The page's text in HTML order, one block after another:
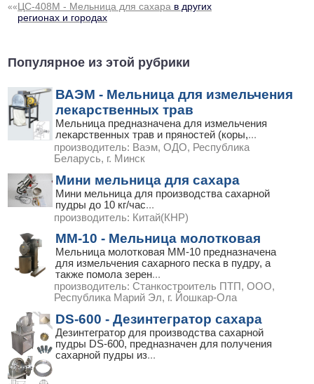
««ЦС-408М - Мельница для сахара в других
регионах и городах
Популярное из этой рубрики
ВАЭМ - Мельница для измельчения
лекарственных трав
Мельница предназначена для измельчения
лекарственных трав и пряностей (коры,...
производитель: Ваэм, ОДО, Республика
Беларусь, г. Минск
Мини мельница для сахара
Мини мельница для производства сахарной
пудры до 10 кг/час...
производитель: Китай(КНР)
ММ-10 - Мельница молотковая
Мельница молотковая ММ-10 предназначена
для измельчения сахарного песка в пудру, а
также помола зерен...
производитель: Станкостроитель ПТП, ООО,
Республика Марий Эл, г. Йошкар-Ола
DS-600 - Дезинтегратор сахара
Дезинтегратор для производства сахарной
пудры DS-600, предназначен для получения
сахарной пудры из...